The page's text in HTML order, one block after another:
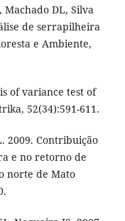
Machado DL, Silva
de serrapilheira
e Ambiente,
of variance test of
52(34):591-611.
2009. Contribuição
e no retorno de
norte de Mato